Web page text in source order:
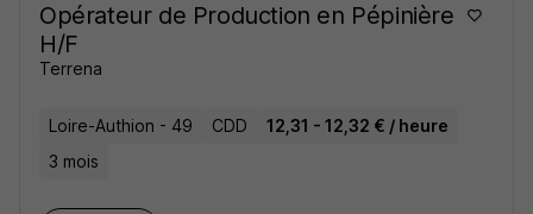
Opérateur de Production en Pépinière
H/F
Terrena
Loire-Authion - 49 CDD
12,31 - 12,32 € / heure
3 mois